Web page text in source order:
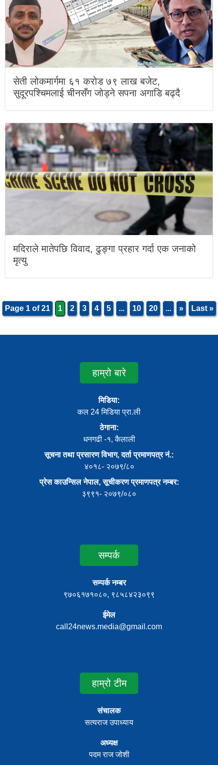
सेती लोकमार्गमा ६१ करोड ७९ लाख बजेट,
सुदूरपश्चिमलाई चीनसँग जोड्ने सपना अगाडि बढ्दै
मदिराले मातेपछि विवाद, ढुङ्गा प्रहार गर्दा एक जनाको
मृत्यु
Page 1 of 21 1 2 3 4 5 ... 10 20 ... » Last »
हाम्रो बारे
मिडिया:
कल 24 मिडिया प्रा.ली
ठेगाना:
धनगढी -१, कैलाली
सूचना तथा प्रसारण विभाग, दर्ता प्रमाणपत्र नं.:
४०१८- २०७९/८०
प्रेस काउन्सिल नेपाल, सूचीकरण प्रमाणपत्र नम्बर:
३९९१- २०७९/०८०
सम्पर्क
सम्पर्क नम्बर
९७०६१७१०८०, ९८५८४२३०९९
ईमेल
call24news.media@gmail.com
हाम्रो टीम
संचालक
सत्यराज उपाध्याय
अध्यक्ष
पदम राज जोशी